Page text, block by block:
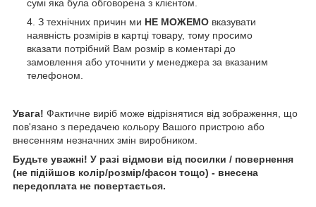
сумі яка була обговорена з клієнтом.
З технічних причин ми НЕ МОЖЕМО вказувати
наявність розмірів в картці товару, тому просимо
вказати потрібний Вам розмір в коментарі до
замовлення або уточнити у менеджера за вказаним
телефоном.
Увага! Фактичне виріб може відрізнятися від зображення, що
пов'язано з передачею кольору Вашого пристрою або
внесенням незначних змін виробником.
Будьте уважні! У разі відмови від посилки / повернення
(не підійшов колір/розмір/фасон тощо) - внесена
передоплата не повертається.